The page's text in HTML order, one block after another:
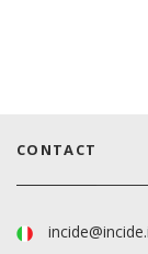
CONTACT